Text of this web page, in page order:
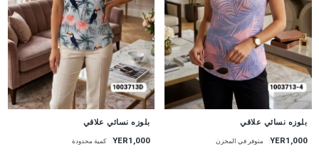
جديد
بلوزه نسائي علاقي
YER1,000 متوفر في المخزن
جديد
بلوزه نسائي علاقي
YER1,000 كمية محدودة